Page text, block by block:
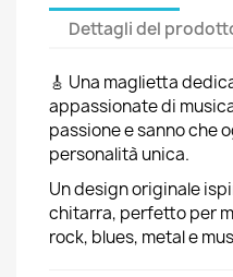
Dettagli del
🎸 Una maglietta
appassionate di
passione e sanno che
personalità unica.
Un design originale
chitarra, perfetto per
rock, blues, metal e